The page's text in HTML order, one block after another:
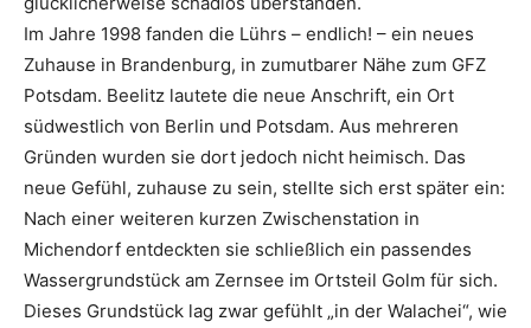
Im Jahre 1998 fanden die Lührs – endlich! – ein neues
Zuhause in Brandenburg, in zumutbarer Nähe zum GFZ
Potsdam. Beelitz lautete die neue Anschrift, ein Ort
südwestlich von Berlin und Potsdam. Aus mehreren
Gründen wurden sie dort jedoch nicht heimisch. Das
neue Gefühl, zuhause zu sein, stellte sich erst später ein:
Nach einer weiteren kurzen Zwischenstation in
Michendorf entdeckten sie schließlich ein passendes
Wassergrundstück am Zernsee im Ortsteil Golm für sich.
Dieses Grundstück lag zwar gefühlt „in der Walachei“, wie